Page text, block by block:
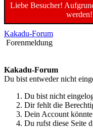
Liebe Besucher!
Kakadu-Forum
Forenmeldung
Kakadu-Forum
Du bist entweder nicht
Du bist nicht
Dir fehlt die
Dein Account
Du rufst diese Seite